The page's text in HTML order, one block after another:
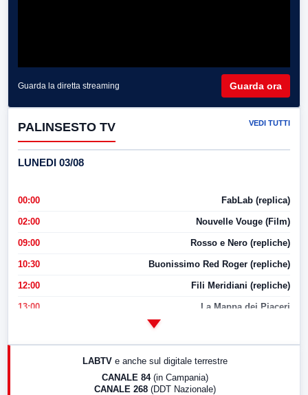
Guarda la diretta streaming Guarda ora
PALINSESTO TV VEDI TUTTI
LUNEDI 03/08
00:00 FabLab (replica)
02:00 Nouvelle Vouge (Film)
09:00 Rosso e Nero (repliche)
10:30 Buonissimo Red Roger (repliche)
12:00 Fili Meridiani (repliche)
13:00 La Mappa dei Piaceri
17:00 LabNews (replica)
LABTV e anche sul digitale terrestre
CANALE 84 (in Campania)
CANALE 268 (DDT Nazionale)